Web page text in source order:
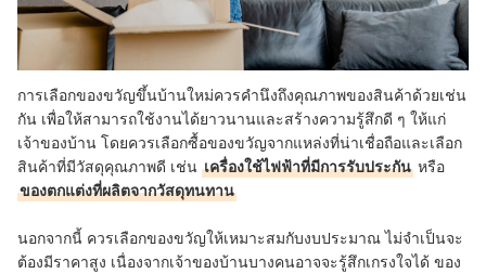
การเลือกของขวัญขึ้นบ้านใหม่ควรคำนึงถึงคุณภาพของสินค้าด้วยเช่น
กัน เพื่อให้สามารถใช้งานได้ยาวนานและสร้างความรู้สึกดี ๆ ให้แก่
เจ้าของบ้าน โดยควรเลือกซื้อของขวัญจากแหล่งที่น่าเชื่อถือและเลือก
สินค้าที่มีวัสดุคุณภาพดี เช่น เครื่องใช้ไฟฟ้าที่มีการรับประกัน หรือ
ของตกแต่งที่ผลิตจากวัสดุทนทาน
นอกจากนี้ ควรเลือกของขวัญให้เหมาะสมกับงบประมาณ ไม่จำเป็นจะ
ต้องมีราคาสูง เนื่องจากเจ้าของบ้านบางคนอาจจะรู้สึกเกรงใจได้ ของ